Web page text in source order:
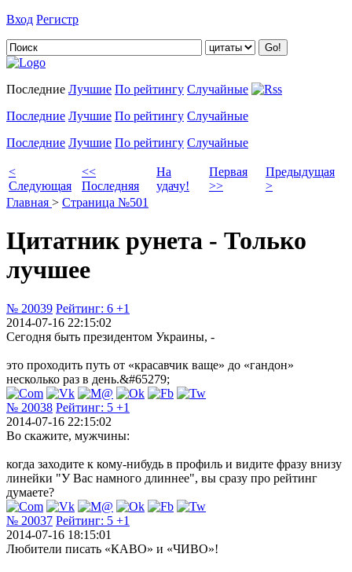
Вход Регистр
Последние Лучшие По рейтингу Случайные
Последние Лучшие По рейтингу Случайные
Последние Лучшие По рейтингу Случайные
<
Следующая
<<
Последняя
На
удачу!
Первая
>>
Предыдущая
>
Главная > Страница №501
Цитатник рунета - Только
лучшее
№ 20039 Рейтинг: 6 +1
2014-07-16 22:15:02
Сегодня быть президентом Украины, -
это проходить путь от «красавчик ваще» до «гандон»
несколько раз в день.&#65279;
№ 20038 Рейтинг: 5 +1
2014-07-16 22:15:02
Во скажите, мужчины:
когда заходите к кому-нибудь в профиль и видите фразу внизу
линейки "У Вас намного длиннее", вы сразу про рейтинг
думаете?
№ 20037 Рейтинг: 5 +1
2014-07-16 18:15:01
Любители писать «КАВО» и «ЧИВО»!